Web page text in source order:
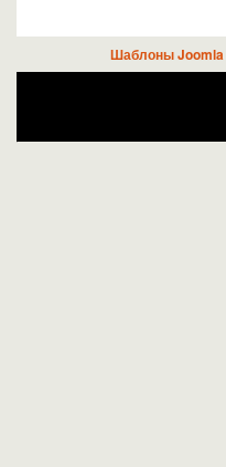
Шаблоны Joomla